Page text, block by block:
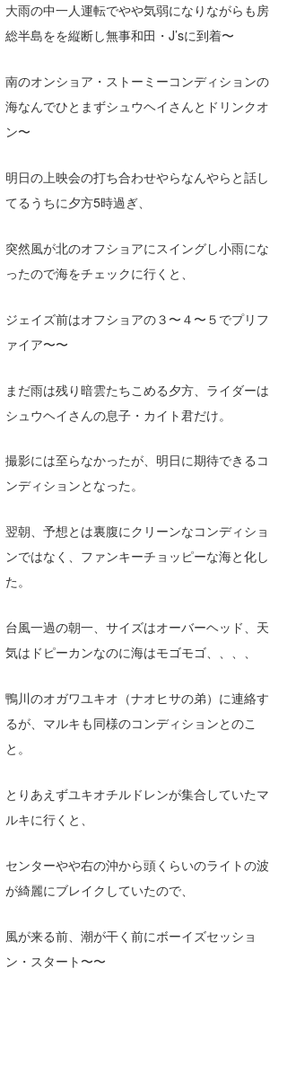
大雨の中一人運転でやや気弱になりながらも房
総半島をを縦断し無事和田・J’sに到着〜
南のオンショア・ストーミーコンディションの
海なんでひとまずシュウヘイさんとドリンクオ
ン〜
明日の上映会の打ち合わせやらなんやらと話し
てるうちに夕方5時過ぎ、
突然風が北のオフショアにスイングし小雨にな
ったので海をチェックに行くと、
ジェイズ前はオフショアの３〜４〜５でプリフ
ァイア〜〜
まだ雨は残り暗雲たちこめる夕方、ライダーは
シュウヘイさんの息子・カイト君だけ。
撮影には至らなかったが、明日に期待できるコ
ンディションとなった。
翌朝、予想とは裏腹にクリーンなコンディショ
ンではなく、ファンキーチョッピーな海と化し
た。
台風一過の朝一、サイズはオーバーヘッド、天
気はドピーカンなのに海はモゴモゴ、、、、
鴨川のオガワユキオ（ナオヒサの弟）に連絡す
るが、マルキも同様のコンディションとのこ
と。
とりあえずユキオチルドレンが集合していたマ
ルキに行くと、
センターやや右の沖から頭くらいのライトの波
が綺麗にブレイクしていたので、
風が来る前、潮が干く前にボーイズセッショ
ン・スタート〜〜
熊谷素子
植村未来
大野”MAR”修聖
ECE
H
KY
mitz
S.K
Soulman
VAGY
waka☆=
YUKI☆
たっちー
ハンマー
三輪予報士
唐澤予報士
SancheZ
ゴン
米山予報士
wanda
予報士 hiro.